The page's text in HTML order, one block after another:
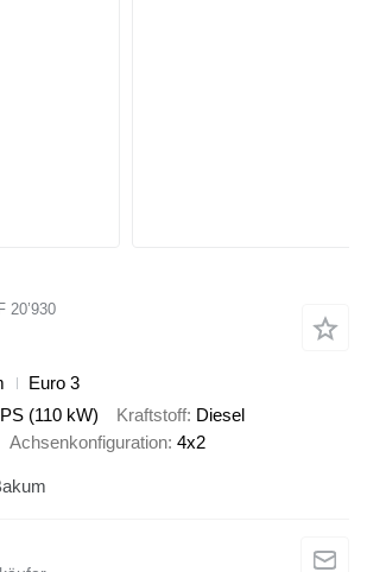
20’930
Euro 3
(110 kW) Kraftstoff Diesel
Achsenkonfiguration 4x2